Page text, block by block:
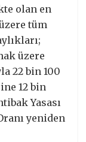
olan en
tüm
üzere
22 bin 100
12 bin
Yasası
yeniden